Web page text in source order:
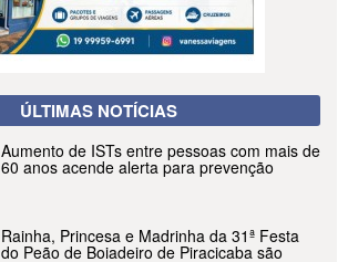
ÚLTIMAS NOTÍCIAS
Aumento de ISTs entre pessoas com mais de
60 anos acende alerta para prevenção
Rainha, Princesa e Madrinha da 31ª Festa
do Peão de Boiadeiro de Piracicaba são